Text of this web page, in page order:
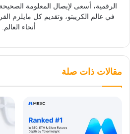
الرقمية، أسعى لإيصال المعلومة
في عالم الكريبتو، وتقديم كل مايلزم
أنحاء العالم.
مقالات ذات صلة